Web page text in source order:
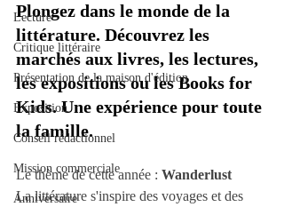
Lecture
Critique littéraire
Présentation de la maison d'édition
Exposition
Conseil rédactionnel
Mission commerciale
Anniversaire
Plongez dans le monde de la
littérature. Découvrez les
marchés aux livres, les lectures,
les expositions ou les Books for
Kids. Une expérience pour toute
la famille.
Le thème de cette année : Wanderlust
La littérature s'inspire des voyages et des